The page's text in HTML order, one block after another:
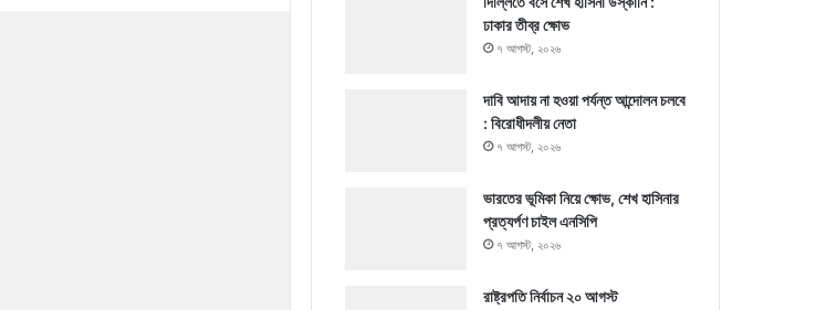
ঢাকার তীব্র ক্ষোভ
৭ আগস্ট, ২০২৬
দাবি আদায় না হওয়া পর্যন্ত আন্দোলন চলবে
: বিরোধীদলীয় নেতা
৭ আগস্ট, ২০২৬
ভারতের ভূমিকা নিয়ে ক্ষোভ, শেখ হাসিনার
প্রত্যর্পণ চাইল এনসিপি
৭ আগস্ট, ২০২৬
রাষ্ট্রপতি নির্বাচন ২০ আগস্ট